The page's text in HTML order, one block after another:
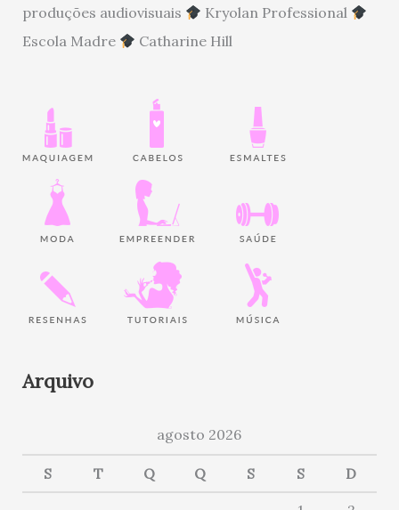
produções audiovisuais
Kryolan Professional
Escola Madre
Catharine Hill
Arquivo
agosto 2026
S T Q Q S S D